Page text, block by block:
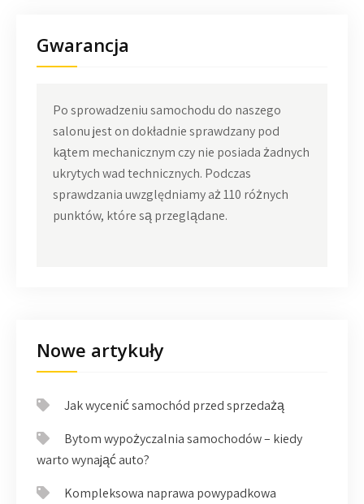
Gwarancja
Po sprowadzeniu samochodu do naszego
salonu jest on dokładnie sprawdzany pod
kątem mechanicznym czy nie posiada żadnych
ukrytych wad technicznych. Podczas
sprawdzania uwzględniamy aż 110 różnych
punktów, które są przeglądane.
Nowe artykuły
Jak wycenić samochód przed sprzedażą
Bytom wypożyczalnia samochodów – kiedy
warto wynająć auto?
Kompleksowa naprawa powypadkowa